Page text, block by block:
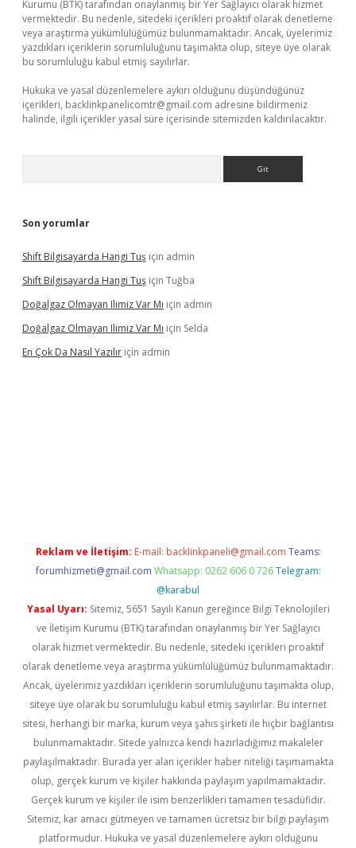
Kurumu (BTK) tarafından onaylanmış bir Yer Sağlayıcı olarak hizmet
vermektedir. Bu nedenle, sitedeki içerikleri proaktif olarak denetleme
veya araştırma yükümlülüğümüz bulunmamaktadır. Ancak, üyelerimiz
yazdıkları içeriklerin sorumluluğunu taşımakta olup, siteye üye olarak
bu sorumluluğu kabul etmiş sayılırlar.
Hukuka ve yasal düzenlemelere aykırı olduğunu düşündüğünüz
içerikleri, backlinkpanelicomtr@gmail.com adresine bildirmeniz
halinde, ilgili içerikler yasal süre içerisinde sitemizden kaldırılacaktır.
Son yorumlar
Shift Bilgisayarda Hangi Tuş için admin
Shift Bilgisayarda Hangi Tuş için Tuğba
Doğalgaz Olmayan Ilimiz Var Mı için admin
Doğalgaz Olmayan Ilimiz Var Mı için Selda
En Çok Da Nasıl Yazılır için admin
Reklam ve İletişim: E-mail: backlinkpaneli@gmail.com Teams:
forumhizmeti@gmail.com Whatsapp: 0262 606 0 726 Telegram:
@karabul
Yasal Uyarı: Sitemiz, 5651 Sayılı Kanun gereğince Bilgi Teknolojileri
ve İletişim Kurumu (BTK) tarafından onaylanmış bir Yer Sağlayıcı
olarak hizmet vermektedir. Bu nedenle, sitedeki içerikleri proaktif
olarak denetleme veya araştırma yükümlülüğümüz bulunmamaktadır.
Ancak, üyelerimiz yazdıkları içeriklerin sorumluluğunu taşımakta olup,
siteye üye olarak bu sorumluluğu kabul etmiş sayılırlar. Bu internet
sitesi, herhangi bir marka, kurum veya şahıs şirketi ile hiçbir bağlantısı
bulunmamaktadır. Sitede yalnızca kendi hazırladığımız makaleler
paylaşılmaktadır. Burada yer alan içerikler haber niteliği taşımamakta
olup, gerçek kurum ve kişiler hakkında paylaşım yapılmamaktadır.
Gerçek kurum ve kişiler ile isim benzerlikleri tamamen tesadüfidir.
Sitemiz, kar amacı gütmeyen ve tamamen ücretsiz bir bilgi paylaşım
platformudur. Hukuka ve yasal düzenlemelere aykırı olduğunu